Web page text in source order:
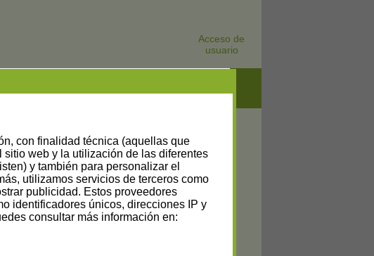
Acceso de
usuario
con finalidad técnica (aquellas que
web y la utilización de las diferentes
y también para personalizar el
utilizamos servicios de terceros como
publicidad. Estos proveedores
identificadores únicos, direcciones IP y
consultar más información en: